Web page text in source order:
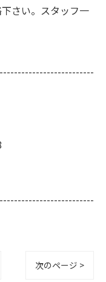
さい。スタッフ一
次のページ >